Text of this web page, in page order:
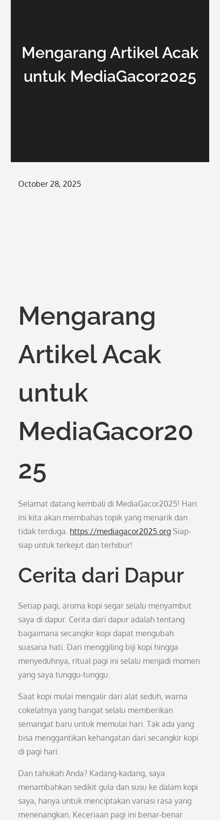
Mengarang Artikel Acak
untuk MediaGacor2025
Posted
October 28, 2025
Mengarang
Artikel Acak
untuk
MediaGacor20
25
Selamat datang kembali di MediaGacor2025! Hari
ini kita akan membahas topik yang menarik dan
tidak terduga. https://mediagacor2025.org Siap-
siap untuk terkejut dan terhibur!
Cerita dari Dapur
Setiap pagi, aroma kopi segar selalu menyambut
saya di dapur. Cerita dari dapur adalah tentang
bagaimana secangkir kopi dapat mengubah
suasana hati. Dari menggiling biji kopi hingga
menyeduhnya, ritual pagi ini selalu menjadi momen
yang saya tunggu-tunggu.
Saat kopi mulai mengalir dari alat seduh, warna
cokelatnya yang hangat selalu memberikan
semangat baru untuk memulai hari. Tak ada yang
bisa menggantikan kehangatan dari secangkir kopi
di pagi hari.
Dan tahukah Anda? Kadang-kadang, saya
menambahkan sedikit gula dan susu ke dalam kopi
saya, hanya untuk menciptakan variasi rasa yang
menenangkan. Keceriaan pagi ini benar-benar